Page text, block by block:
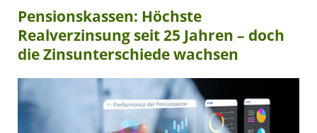
Pensionskassen: Höchste
Realverzinsung seit 25 Jahren – doch
die Zinsunterschiede wachsen